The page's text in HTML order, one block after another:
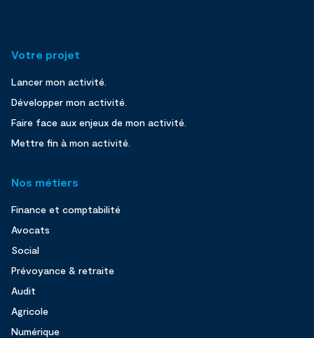
Votre projet
Lancer mon activité.
Développer mon activité.
Faire face aux enjeux de mon activité.
Mettre fin à mon activité.
Nos métiers
Finance et comptabilité
Avocats
Social
Prévoyance & retraite
Audit
Agricole
Numérique